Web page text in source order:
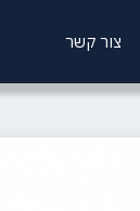
צור קשר